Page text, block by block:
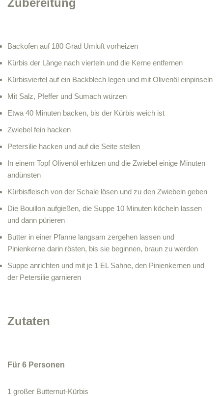
Zubereitung
Backofen auf 180 Grad Umluft vorheizen
Kürbis der Länge nach vierteln und die Kerne entfernen
Kürbisviertel auf ein Backblech legen und mit Olivenöl einpinseln
Mit Salz, Pfeffer und Sumach würzen
Etwa 40 Minuten backen, bis der Kürbis weich ist
Zwiebel fein hacken
Petersilie hacken und auf die Seite stellen
In einem Topf Olivenöl erhitzen und die Zwiebel einige Minuten
andünsten
Kürbisfleisch von der Schale lösen und zu den Zwiebeln geben
Die Bouillon aufgießen, die Suppe 10 Minuten köcheln lassen
und dann pürieren
Butter in einer Pfanne langsam zergehen lassen und
Pinienkerne darin rösten, bis sie beginnen, braun zu werden
Suppe anrichten und mit je 1 EL Sahne, den Pinienkernen und
der Petersilie garnieren
Zutaten
Für 6 Personen
1 großer Butternut-Kürbis